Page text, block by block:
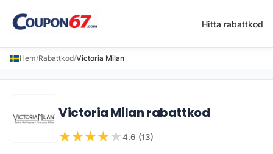
Hitta rabattkod
Hem/Rabattkod/Victoria Milan
Victoria Milan rabattkod
★★★★ ★4.6 (13)